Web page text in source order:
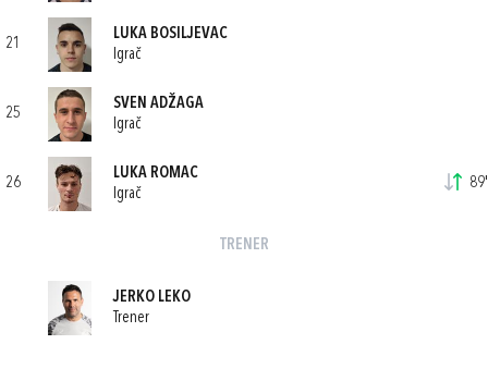
21
LUKA BOSILJEVAC
Igrač
25
SVEN ADŽAGA
Igrač
26
LUKA ROMAC
Igrač
89'
TRENER
JERKO LEKO
Trener